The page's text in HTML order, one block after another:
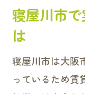
寝屋川市
は
寝屋川市は大阪
っているため賃